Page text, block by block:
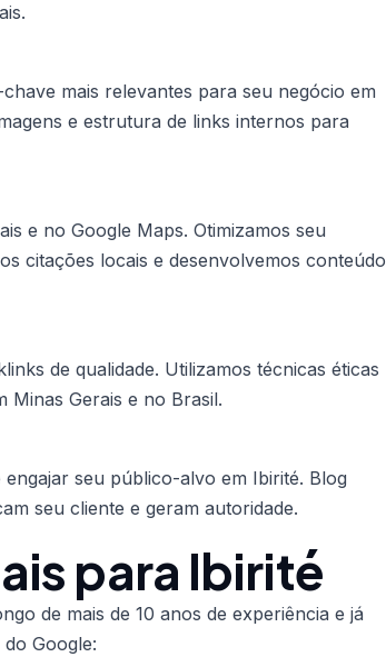
mais relevantes para seu negócio em
e estrutura de links internos para
e no Google Maps. Otimizamos seu
citações locais e desenvolvemos conteúdo
de qualidade. Utilizamos técnicas éticas
Minas Gerais e no Brasil.
seu público-alvo em Ibirité. Blog
seu cliente e geram autoridade.
para Ibirité
de mais de 10 anos de experiência e já
Google: